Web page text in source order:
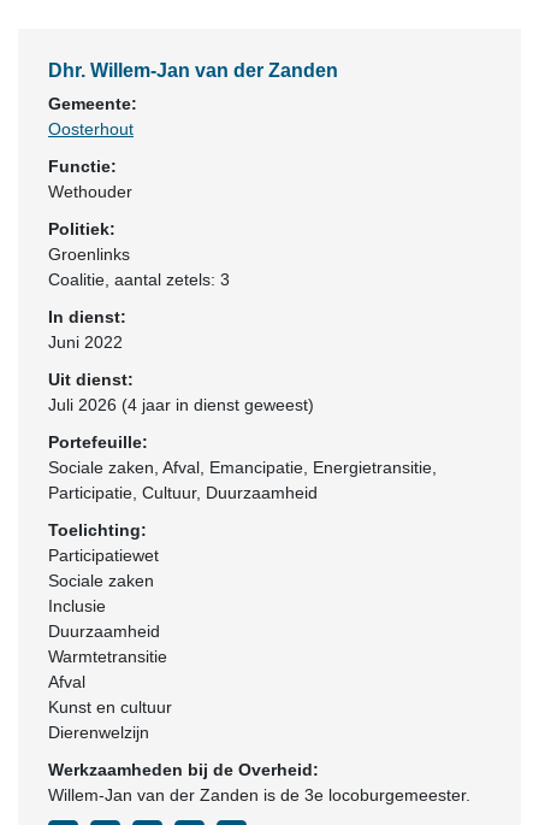
Dhr. Willem-Jan van der Zanden
Gemeente:
Oosterhout
Functie:
Wethouder
Politiek:
Groenlinks
Coalitie , aantal zetels: 3
In dienst:
Juni 2022
Uit dienst:
Juli 2026 (4 jaar in dienst geweest)
Portefeuille:
Sociale zaken, Afval, Emancipatie, Energietransitie,
Participatie, Cultuur, Duurzaamheid
Toelichting:
Participatiewet
Sociale zaken
Inclusie
Duurzaamheid
Warmtetransitie
Afval
Kunst en cultuur
Dierenwelzijn
Werkzaamheden bij de Overheid:
Willem-Jan van der Zanden is de 3e locoburgemeester.